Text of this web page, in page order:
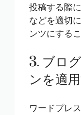
投稿する際
などを適切
ンツにする
3. ブロ
ンを適
ワードプレ